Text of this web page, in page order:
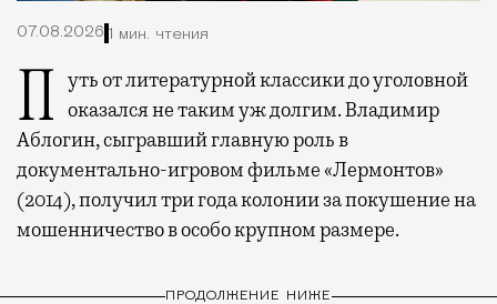
07.08.2026 1 мин. чтения
Путь от литературной классики до уголовной оказался не таким уж долгим. Владимир
Аблогин, сыгравший главную роль в
документально-игровом фильме «Лермонтов»
(2014), получил три года колонии за покушение на
мошенничество в особо крупном размере.
ПРОДОЛЖЕНИЕ НИЖЕ